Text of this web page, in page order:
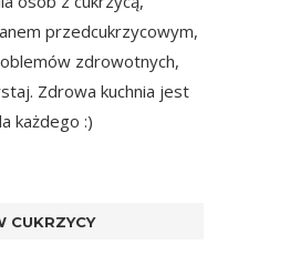
przedcukrzycowym,
zdrowotnych,
Zdrowa kuchnia jest
każdego :)
CUKRZYCY